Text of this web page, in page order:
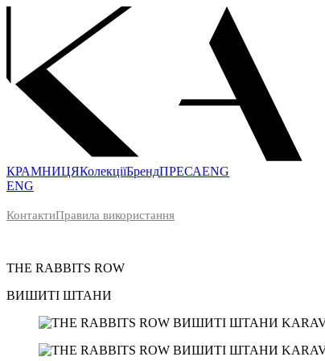
КРАМНИЦЯКолекціїБрендПРЕСАENG
ENG
КонтактиПравила використання
THE RABBITS ROW
ВИШИТІ ШТАНИ